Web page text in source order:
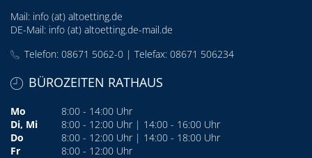
Mail: info (at) altoetting.de
DE-Mail: info (at) altoetting.de-mail.de
Telefon: 08671 5062-0 | Telefax: 08671 506234
BÜROZEITEN RATHAUS
Mo
8:00 - 14:00 Uhr
Di, Mi
8:00 - 12:00 Uhr | 14:00 - 16:00 Uhr
Do
8:00 - 12:00 Uhr | 14:00 - 18:00 Uhr
Fr
8:00 - 12:00 Uhr